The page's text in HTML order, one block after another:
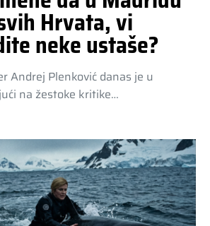
Hrvata, vi
neke ustaše?
Andrej Plenković danas je u
na žestoke kritike…